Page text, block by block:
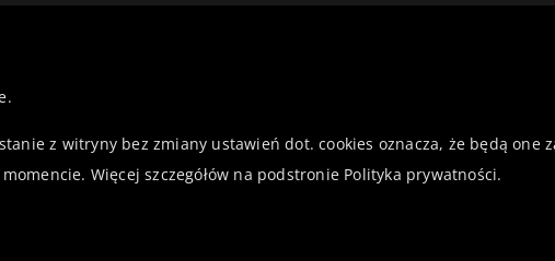
z witryny bez zmiany ustawień dot. cookies oznacza, że będą one
Więcej szczegółów na podstronie Polityka prywatności.